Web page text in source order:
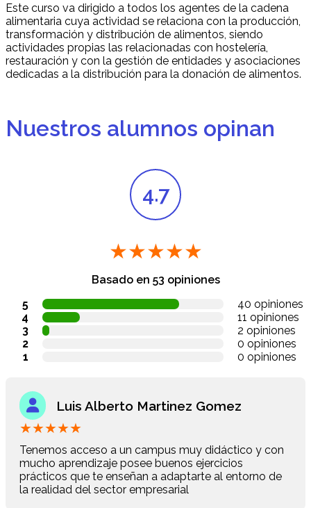
Este curso va dirigido a todos los agentes de la cadena
alimentaria cuya actividad se relaciona con la producción,
transformación y distribución de alimentos, siendo
actividades propias las relacionadas con hostelería,
restauración y con la gestión de entidades y asociaciones
dedicadas a la distribución para la donación de alimentos.
Nuestros alumnos opinan
5
40 opiniones
4
11 opiniones
3
2 opiniones
2
0 opiniones
1
0 opiniones
4.7
★★★★★
Basado en 53 opiniones
Luis Alberto Martinez Gomez
★★★★★
Tenemos acceso a un campus muy didáctico y con
mucho aprendizaje posee buenos ejercicios
prácticos que te enseñan a adaptarte al entorno de
la realidad del sector empresarial